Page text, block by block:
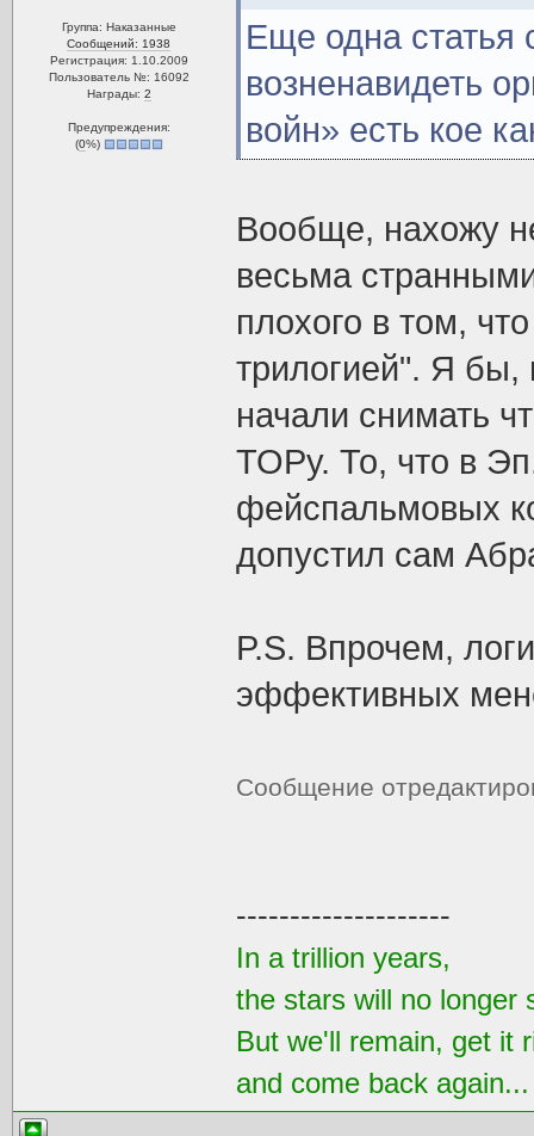
Группа: Наказанные
Сообщений: 1938
Регистрация: 1.10.2009
Пользователь №: 16092
Награды: 2
Предупреждения:
(0%)
Еще одна статья
возненавидеть
войн» есть кое
Вообще, нахожу
весьма
плохого в том,
трилогией". Я бы,
начали снимать
ТОРу. То, что в
фейспальмовых
допустил сам
P.S. Впрочем,
эффективных
Сообщение
--------------------
In a trillion years,
the stars will no longer
But we'll remain, get it
and come back